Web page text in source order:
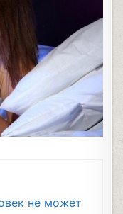
не может